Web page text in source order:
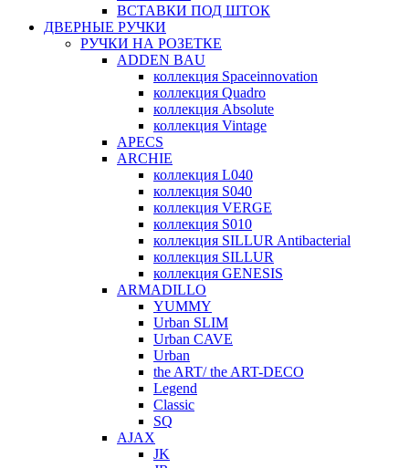
ВСТАВКИ ПОД ШТОК
ДВЕРНЫЕ РУЧКИ
РУЧКИ НА РОЗЕТКЕ
ADDEN BAU
коллекция Spaceinnovation
коллекция Quadro
коллекция Absolute
коллекция Vintage
APECS
ARCHIE
коллекция L040
коллекция S040
коллекция VERGE
коллекция S010
коллекция SILLUR Antibacterial
коллекция SILLUR
коллекция GENESIS
ARMADILLO
YUMMY
Urban SLIM
Urban CAVE
Urban
the ART/ the ART-DECO
Legend
Classic
SQ
AJAX
JK